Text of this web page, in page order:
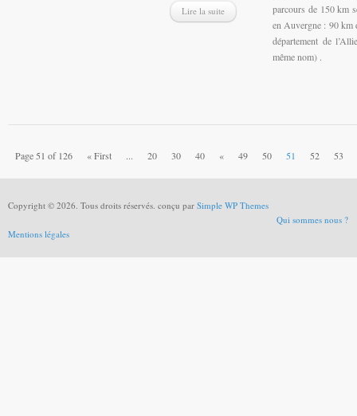
Lire la suite
parcours de 150 km
en Auvergne : 90 km
département de
même nom) .
Page 51 of 126 « First ... 20 30 40 « 49 50 51 52 53
Copyright © 2026. Tous droits réservés. conçu par Simple WP Themes
Qui sommes nous ?
Mentions légales